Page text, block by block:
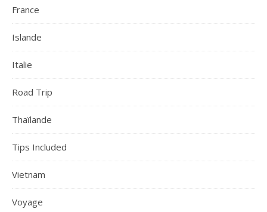
France
Islande
Italie
Road Trip
Thaïlande
Tips Included
Vietnam
Voyage